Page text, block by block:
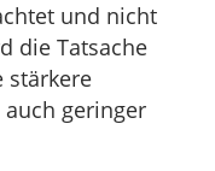
und nicht
die Tatsache
stärkere
geringer